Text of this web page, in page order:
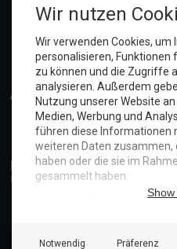
Anmelden